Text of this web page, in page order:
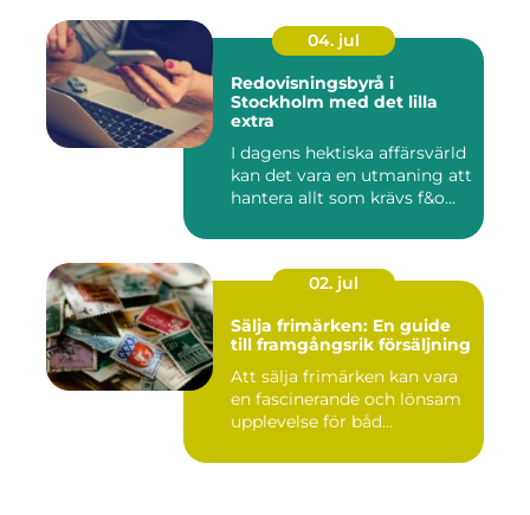
04. jul
Redovisningsbyrå i
Stockholm med det lilla
extra
I dagens hektiska affärsvärld
kan det vara en utmaning att
hantera allt som krävs f&o...
02. jul
Sälja frimärken: En guide
till framgångsrik försäljning
Att sälja frimärken kan vara
en fascinerande och lönsam
upplevelse för båd...